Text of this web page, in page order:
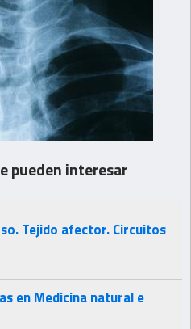
pueden interesar
Tejido afector. Circuitos
en Medicina natural e